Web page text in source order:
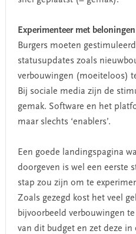
Experimenteer met beloningen
Burgers moeten
statusupdates zoals
verbouwingen (moeiteloos)
Bij sociale media zijn de
gemak. Software en het
maar slechts ‘enablers’.
Een goede landingspagina
doorgeven is wel een eerste
stap zou zijn om te
Zoals gezegd kost het veel
bijvoorbeeld verbouwingen
van dit budget en zet deze